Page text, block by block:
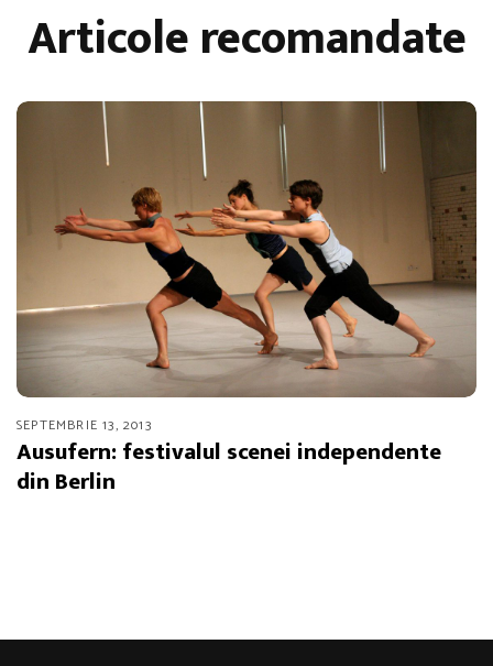
Articole recomandate
SEPTEMBRIE 13, 2013
Ausufern: festivalul scenei independente
din Berlin